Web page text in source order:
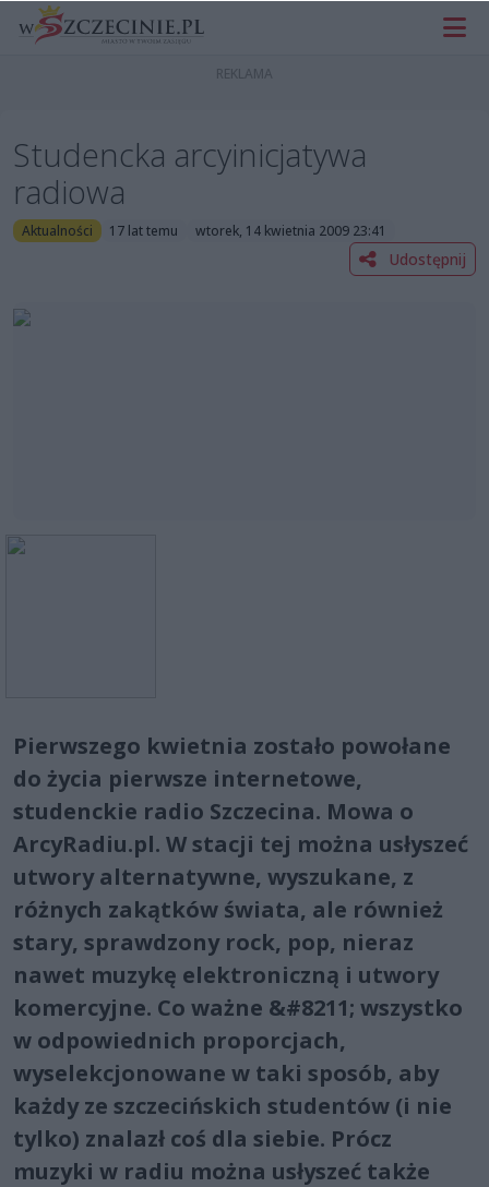
Studencka arcyinicjatywa
radiowa
Aktualności 17 lat temu wtorek, 14 kwietnia 2009 23:41
Udostępnij
Pierwszego kwietnia zostało powołane
do życia pierwsze internetowe,
studenckie radio Szczecina. Mowa o
ArcyRadiu.pl. W stacji tej można usłyszeć
utwory alternatywne, wyszukane, z
różnych zakątków świata, ale również
stary, sprawdzony rock, pop, nieraz
nawet muzykę elektroniczną i utwory
komercyjne. Co ważne &#8211; wszystko
w odpowiednich proporcjach,
wyselekcjonowane w taki sposób, aby
każdy ze szczecińskich studentów (i nie
tylko) znalazł coś dla siebie. Prócz
muzyki w radiu można usłyszeć także